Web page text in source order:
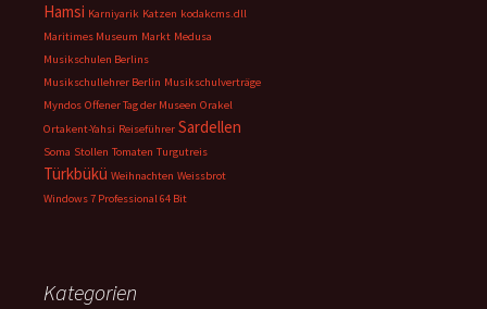
Hamsi Karniyarik Katzen kodakcms.dll
Maritimes Museum Markt Medusa
Musikschulen Berlins
Musikschullehrer Berlin Musikschulverträge
Myndos Offener Tag der Museen Orakel
Ortakent-Yahsi Reiseführer Sardellen
Soma Stollen Tomaten Turgutreis
Türkbükü Weihnachten Weissbrot
Windows 7 Professional 64 Bit
Kategorien